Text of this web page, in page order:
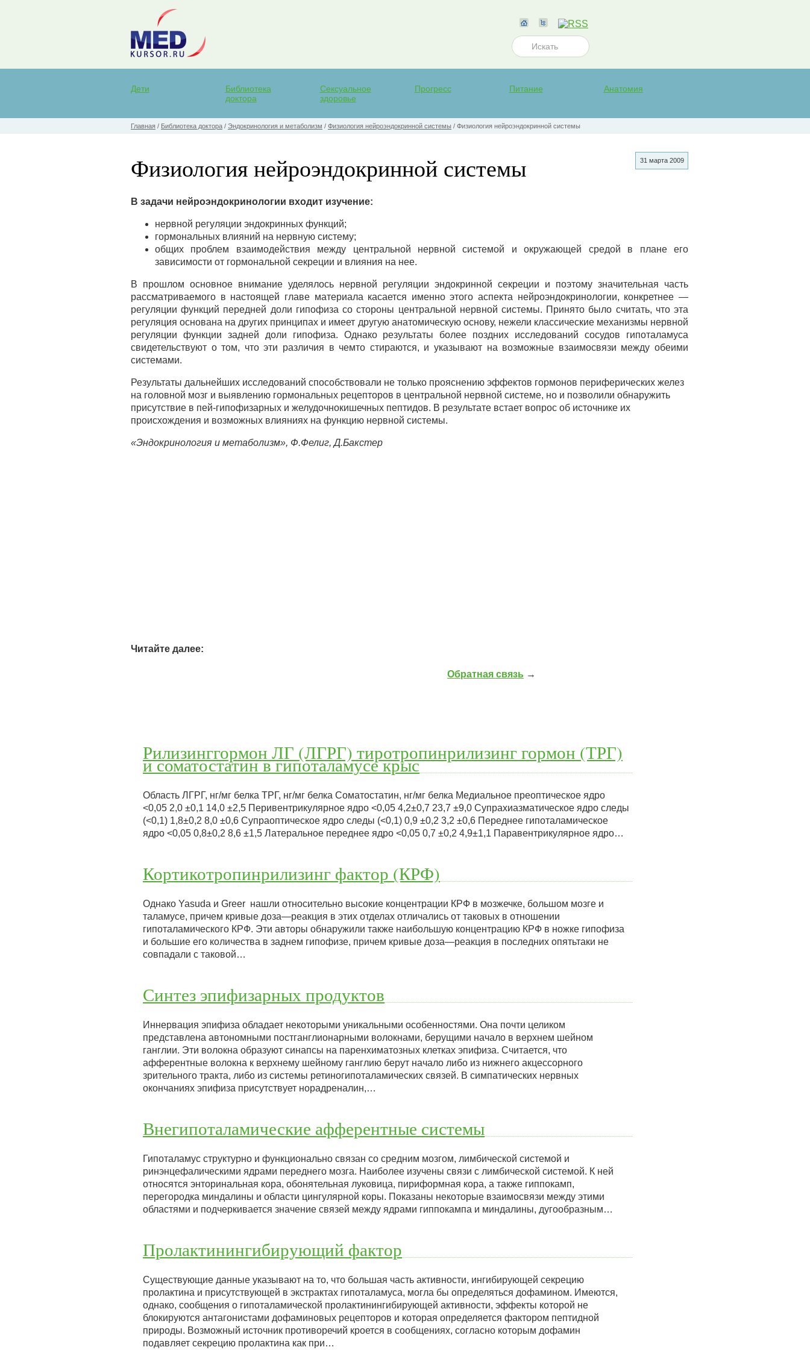
Дети
Библиотека
доктора
Сексуальное
здоровье
Прогресс Питание Анатомия
Главная / Библиотека доктора / Эндокринология и метаболизм / Физиология нейроэндокринной системы / Физиология нейроэндокринной системы
31 марта 2009
Физиология нейроэндокринной системы
В задачи нейроэндокринологии входит изучение:
нервной регуляции эндокринных функций;
гормональных влияний на нервную систему;
общих проблем взаимодействия между центральной нервной системой и окружающей средой в плане его
зависимости от гормональной секреции и влияния на нее.
В прошлом основное внимание уделялось нервной регуляции эндокринной секреции и поэтому значительная часть
рассматриваемого в настоящей главе материала касается именно этого аспекта нейроэндокринологии, конкретнее —
регуляции функций передней доли гипофиза со стороны центральной нервной системы. Принято было считать, что эта
регуляция основана на других принципах и имеет другую анатомическую основу, нежели классические механизмы нервной
регуляции функции задней доли гипофиза. Однако результаты более поздних исследований сосудов гипоталамуса
свидетельствуют о том, что эти различия в чемто стираются, и указывают на возможные взаимосвязи между обеими
системами.
Результаты дальнейших исследований способствовали не только прояснению эффектов гормонов периферических желез
на головной мозг и выявлению гормональных рецепторов в центральной нервной системе, но и позволили обнаружить
присутствие в пей-гипофизарных и желудочнокишечных пептидов. В результате встает вопрос об источнике их
происхождения и возможных влияниях на функцию нервной системы.
«Эндокринология и метаболизм», Ф.Фелиг, Д.Бакстер
Читайте далее:
Обратная связь →
Рилизинггормон ЛГ (ЛГРГ) тиротропинрилизинг гормон (ТРГ)
и соматостатин в гипоталамусе крыс
Область ЛГРГ, нг/мг белка ТРГ, нг/мг белка Соматостатин, нг/мг белка Медиальное преоптическое ядро
<0,05 2,0 ±0,1 14,0 ±2,5 Перивентрикулярное ядро <0,05 4,2±0,7 23,7 ±9,0 Супрахиазматическое ядро следы
(<0,1) 1,8±0,2 8,0 ±0,6 Супраоптическое ядро следы (<0,1) 0,9 ±0,2 3,2 ±0,6 Переднее гипоталамическое
ядро <0,05 0,8±0,2 8,6 ±1,5 Латеральное переднее ядро <0,05 0,7 ±0,2 4,9±1,1 Паравентрикулярное ядро…
Кортикотропинрилизинг фактор (КРФ)
Однако Yasuda и Greer нашли относительно высокие концентрации КРФ в мозжечке, большом мозге и
таламусе, причем кривые доза—реакция в этих отделах отличались от таковых в отношении
гипоталамического КРФ. Эти авторы обнаружили также наибольшую концентрацию КРФ в ножке гипофиза
и большие его количества в заднем гипофизе, причем кривые доза—реакция в последних опятьтаки не
совпадали с таковой…
Синтез эпифизарных продуктов
Иннервация эпифиза обладает некоторыми уникальными особенностями. Она почти целиком
представлена автономными постганглионарными волокнами, берущими начало в верхнем шейном
ганглии. Эти волокна образуют синапсы на паренхиматозных клетках эпифиза. Считается, что
афферентные волокна к верхнему шейному ганглию берут начало либо из нижнего акцессорного
зрительного тракта, либо из системы ретиногипоталамических связей. В симпатических нервных
окончаниях эпифиза присутствует норадреналин,…
Внегипоталамические афферентные системы
Гипоталамус структурно и функционально связан со средним мозгом, лимбической системой и
ринэнцефалическими ядрами переднего мозга. Наиболее изучены связи с лимбической системой. К ней
относятся энторинальная кора, обонятельная луковица, пириформная кора, а также гиппокамп,
перегородка миндалины и области цингулярной коры. Показаны некоторые взаимосвязи между этими
областями и подчеркивается значение связей между ядрами гиппокампа и миндалины, дугообразным…
Пролактинингибирующий фактор
Существующие данные указывают на то, что большая часть активности, ингибирующей секрецию
пролактина и присутствующей в экстрактах гипоталамуса, могла бы определяться дофамином. Имеются,
однако, сообщения о гипоталамической пролактинингибирующей активности, эффекты которой не
блокируются антагонистами дофаминовых рецепторов и которая определяется фактором пептидной
природы. Возможный источник противоречий кроется в сообщениях, согласно которым дофамин
подавляет секрецию пролактина как при…